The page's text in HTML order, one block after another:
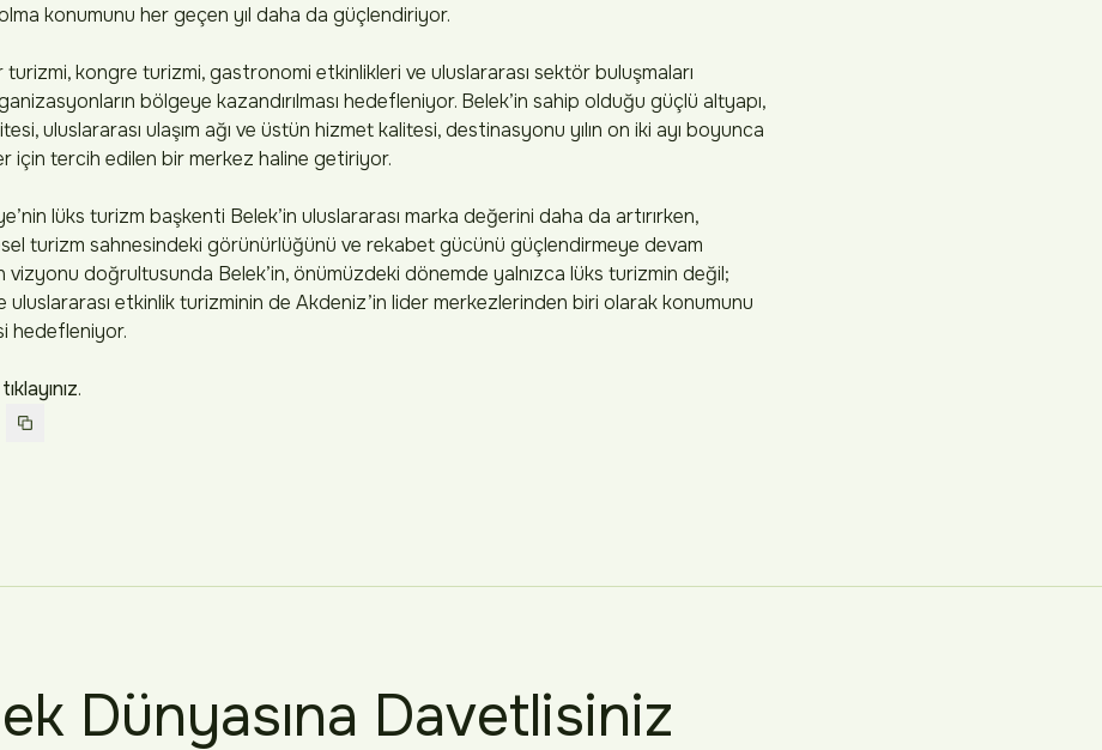
konumunu her geçen yıl daha da güçlendiriyor.
turizmi, kongre turizmi, gastronomi etkinlikleri ve uluslararası sektör buluşmaları
bölgeye kazandırılması hedefleniyor. Belek’in sahip olduğu güçlü altyapı,
uluslararası ulaşım ağı ve üstün hizmet kalitesi, destinasyonu yılın on iki ayı boyunca
için tercih edilen bir merkez haline getiriyor.
lüks turizm başkenti Belek’in uluslararası marka değerini daha da artırırken,
turizm sahnesindeki görünürlüğünü ve rekabet gücünü güçlendirmeye devam
vizyonu doğrultusunda Belek’in, önümüzdeki dönemde yalnızca lüks turizmin değil;
etkinlik turizminin de Akdeniz’in lider merkezlerinden biri olarak konumunu
hedefleniyor.
tıklayınız.
Dünyasına Davetlisiniz